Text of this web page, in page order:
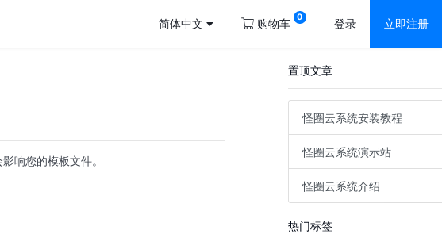
简体中文 购物车 0 登录 立即注册
响您的模板文件。
置顶文章
怪圈云系统安装教程
怪圈云系统演示站
怪圈云系统介绍
热门标签